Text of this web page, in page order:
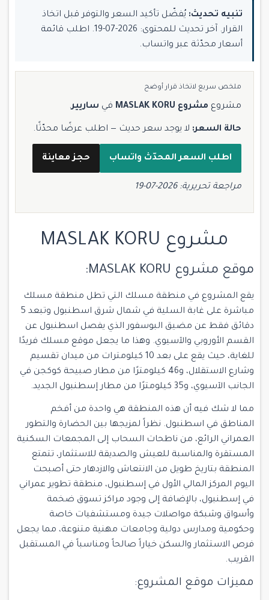
تنبيه تحديث: يُفضّل تأكيد السعر والتوفر قبل اتخاذ
القرار. آخر تحديث للمحتوى: 2026-07-19. اطلب قائمة
أسعار محدّثة عبر واتساب.
ملخص سريع لاتخاذ قرار أوضح
مشروع مشروع MASLAK KORU في ساريير.
حالة السعر: لا يوجد سعر حديث — اطلب عرضًا محدّثًا.
اطلب السعر المحدّث واتساب حجز معاينة
مراجعة تحريرية: 2026-07-19
مشروع MASLAK KORU
موقع مشروع MASLAK KORU:
يقع المشروع في منطقة مسلك التي تطل منطقة مسلك
مباشرة على غابة السلية في شمال شرق اسطنبول وتبعد 5
دقائق فقط عن مضيق البوسفور الذي يفصل اسطنبول عن
القسم الأوروبي والآسيوي. وهذا ما يجعل موقع مسلك فريدًا
للغاية، حيث يقع على بعد 10 كيلومترات من ميدان تقسيم
وشارع الاستقلال، و46 كيلومترًا من مطار صبيحة كوكجن في
الجانب الآسيوي، و35 كيلومترًا من مطار إسطنبول الجديد.
مما لا شك فيه أن هذه المنطقة هي واحدة من أفخم
المناطق في اسطنبول. نظراً لمزيجها بين الحضارة والتطور
العمراني الرائع، من ناطحات السحاب إلى المجمعات السكنية
المستقرة والمناسبة للعيش والصديقة للاستثمار، تتمتع
المنطقة بتاريخ طويل من الانتعاش والازدهار حتى أصبحت
اليوم المركز المالي الأول في إسطنبول، منطقة تطوير عمراني
في إسطنبول، بالإضافة إلى وجود مراكز تسوق ضخمة
وأسواق وشبكة مواصلات جيدة ومستشفيات خاصة
وحكومية ومدارس دولية وجامعات مهنية متنوعة، مما يجعل
فرص الاستثمار والسكن خياراً صالحاً ومناسباً في المستقبل
القريب.
مميزات موقع المشروع: